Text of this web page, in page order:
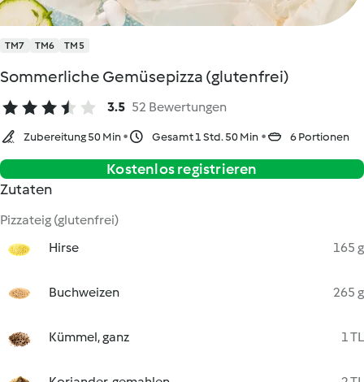
TM7 TM6 TM5
Sommerliche Gemüsepizza (glutenfrei)
3.5 52 Bewertungen
Zubereitung 50 Min Gesamt 1 Std. 50 Min 6 Portionen
Kostenlos registrieren
Zutaten
Pizzateig (glutenfrei)
Hirse
165 g
Buchweizen 265 g
Kümmel, ganz 1 TL